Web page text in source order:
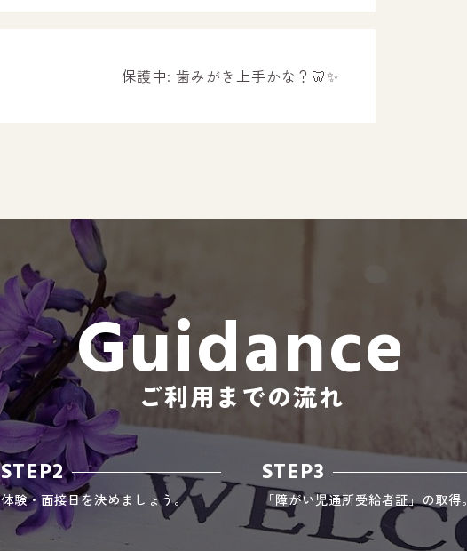
－ 春日事業所のブログ
－ 遠賀事業所のブログ
－ 東郷事業所のブログ
－ 鳥栖事業所のブログ
保護中: 歯みがき上手かな？🦷✨
Guidance
ご利用までの流れ
STEP2
体験・面接日を決めましょう。
STEP3
「障がい児通所受給者証」の取得。